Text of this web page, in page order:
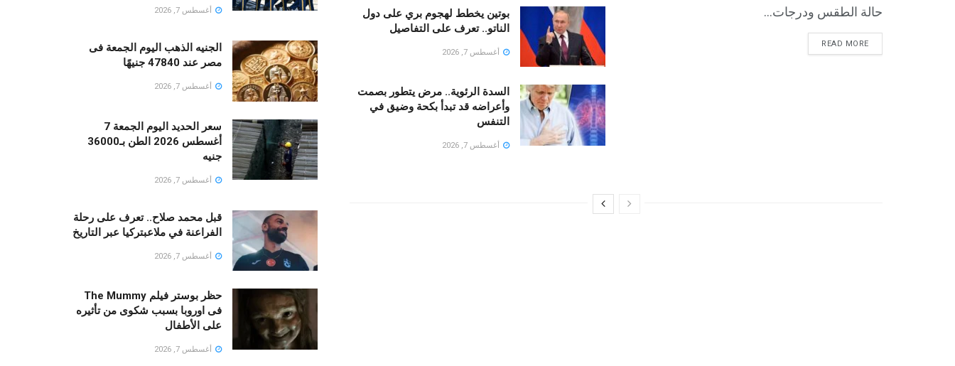
حالة الطقس ودرجات...
READ MORE
بوتين يخطط لهجوم بري على دول
الناتو.. تعرف على التفاصيل
أغسطس 7, 2026
السدة الرئوية.. مرض يتطور بصمت
وأعراضه قد تبدأ بكحة وضيق في
التنفس
أغسطس 7, 2026
أغسطس 7, 2026
الجنيه الذهب اليوم الجمعة فى
مصر عند 47840 جنيهًا
أغسطس 7, 2026
سعر الحديد اليوم الجمعة 7
أغسطس 2026 الطن بـ36000
جنيه
أغسطس 7, 2026
قبل محمد صلاح.. تعرف على رحلة
الفراعنة في ملاعبتركيا عبر التاريخ
أغسطس 7, 2026
حظر بوستر فيلم The Mummy
فى اوروبا بسبب شكوى من تأثيره
على الأطفال
أغسطس 7, 2026